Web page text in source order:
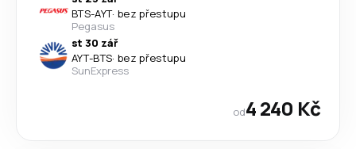
BTS-AYT· bez přestupu
Pegasus
st 30 zář
AYT-BTS· bez přestupu
SunExpress
od4 240 Kč